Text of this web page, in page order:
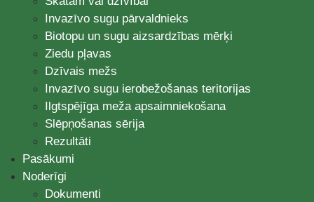
Invazīvo sugu pārvaldnieks
Biotopu un sugu aizsardzības mērķi
Ziedu pļavas
Dzīvais mežs
Invazīvo sugu ierobežošanas teritorijas
Ilgtspējīga meža apsaimniekošana
Slēpņošanas sērija
Rezultāti
Pasākumi
Noderīgi
Dokumenti